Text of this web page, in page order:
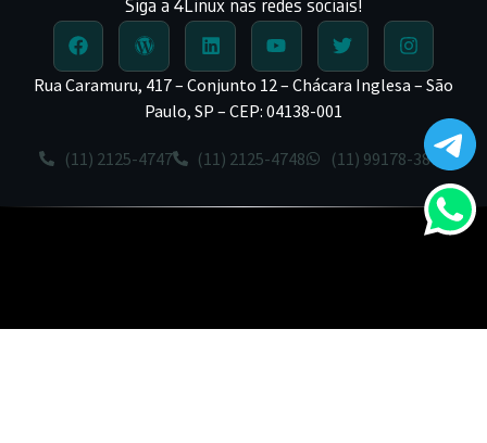
Rua Caramuru, 417 – Conjunto 12 – Chácara Inglesa – São
Paulo, SP – CEP: 04138-001
(11) 2125-4747 (11) 2125-4748 (11) 99178-3872